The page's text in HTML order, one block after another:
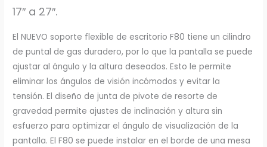
17″ a 27″.
El NUEVO soporte flexible de escritorio F80 tiene un cilindro
de puntal de gas duradero, por lo que la pantalla se puede
ajustar al ángulo y la altura deseados. Esto le permite
eliminar los ángulos de visión incómodos y evitar la
tensión. El diseño de junta de pivote de resorte de
gravedad permite ajustes de inclinación y altura sin
esfuerzo para optimizar el ángulo de visualización de la
pantalla. El F80 se puede instalar en el borde de una mesa